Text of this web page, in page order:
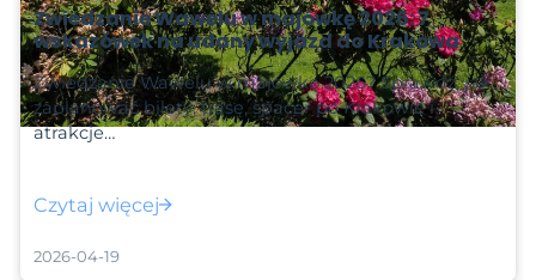
Zwiedzanie Wawelu w majówkę 2026: 7
wskazówek na udany wyjazd do Krakowa
Zwiedzanie Wawelu w majówkę 2026? Sprawdź, jak
zaplanować bilety, trasę, spacer po Krakowie i
atrakcje…
Czytaj więcej
2026-04-19